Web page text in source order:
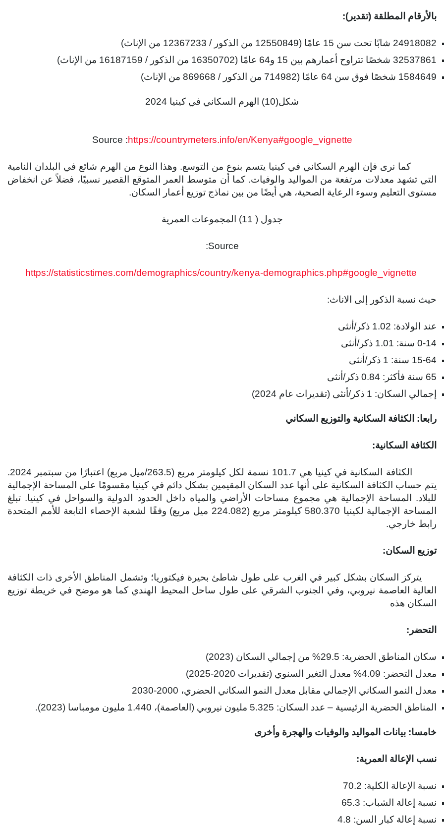
بالأرقام المطلقة (تقدير):
24918082 شابًا تحت سن 15 عامًا (12550849 من الذكور / 12367233 من الإناث)
32537861 شخصًا تتراوح أعمارهم بين 15 و64 عامًا (16350702 من الذكور / 16187159 من الإناث)
1584649 شخصًا فوق سن 64 عامًا (714982 من الذكور / 869668 من الإناث)
شكل(10) الهرم السكاني في كينيا 2024
Source :https://countrymeters.info/en/Kenya#google_vignette
كما نرى فإن الهرم السكاني في كينيا يتسم بنوع من التوسع. وهذا النوع من الهرم شائع في البلدان النامية
التي تشهد معدلات مرتفعة من المواليد والوفيات. كما أن متوسط ​​العمر المتوقع القصير نسبيًا، فضلاً عن انخفاض
مستوى التعليم وسوء الرعاية الصحية، هي أيضًا من بين نماذج توزيع أعمار السكان.
جدول ( 11) المجموعات العمرية
Source:
https://statisticstimes.com/demographics/country/kenya-demographics.php#google_vignette
حيث نسبة الذكور إلى الاناث:
عند الولادة: 1.02 ذكر/أنثى
0-14 سنة: 1.01 ذكر/أنثى
15-64 سنة: 1 ذكر/أنثى
65 سنة فأكثر: 0.84 ذكر/أنثى
إجمالي السكان: 1 ذكر/أنثى (تقديرات عام 2024)
رابعا: الكثافة السكانية والتوزيع السكاني
الكثافة السكانية:
الكثافة السكانية في كينيا هي 101.7 نسمة لكل كيلومتر مربع (263.5/ميل مربع) اعتبارًا من سبتمبر 2024.
يتم حساب الكثافة السكانية على أنها عدد السكان المقيمين بشكل دائم في كينيا مقسومًا على المساحة الإجمالية
للبلاد. المساحة الإجمالية هي مجموع مساحات الأراضي والمياه داخل الحدود الدولية والسواحل في كينيا. تبلغ
المساحة الإجمالية لكينيا 580.370 كيلومتر مربع (224.082 ميل مربع) وفقًا لشعبة الإحصاء التابعة للأمم المتحدة
رابط خارجي.
توزيع السكان:
يتركز السكان بشكل كبير في الغرب على طول شاطئ بحيرة فيكتوريا؛ وتشمل المناطق الأخرى ذات الكثافة
العالية العاصمة نيروبي، وفي الجنوب الشرقي على طول ساحل المحيط الهندي كما هو موضح في خريطة توزيع
السكان هذه
التحضر:
سكان المناطق الحضرية: 29.5% من إجمالي السكان (2023)
معدل التحضر: 4.09% معدل التغير السنوي (تقديرات 2020-2025)
معدل النمو السكاني الإجمالي مقابل معدل النمو السكاني الحضري، 2000-2030
المناطق الحضرية الرئيسية – عدد السكان: 5.325 مليون نيروبي (العاصمة)، 1.440 مليون مومباسا (2023).
خامسا: بيانات المواليد والوفيات والهجرة وأخرى
نسب الإعالة العمرية:
نسبة الإعالة الكلية: 70.2
نسبة إعالة الشباب: 65.3
نسبة إعالة كبار السن: 4.8